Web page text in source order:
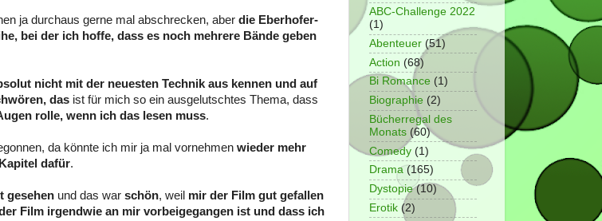
ja durchaus gerne mal abschrecken, aber die Eberhofer-
bei der ich hoffe, dass es noch mehrere Bände geben
nicht mit der neuesten Technik aus kennen und auf
das ist für mich so ein ausgelutschtes Thema, dass
rolle, wenn ich das lesen muss.
da könnte ich mir ja mal vornehmen wieder mehr
dafür.
gesehen und das war schön, weil mir der Film gut gefallen
Film irgendwie an mir vorbeigegangen ist und dass ich
ABC-Challenge 2022
(1)
Abenteuer (51)
Action (68)
Bi Romance (1)
Biographie (2)
Bücherregal des
Monats (60)
Comedy (1)
Drama (165)
Dystopie (10)
Erotik (2)